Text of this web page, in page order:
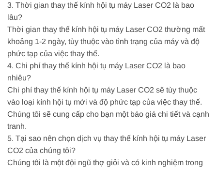
3. Thời gian thay thế kính hội tụ máy Laser CO2 là bao
lâu?
Thời gian thay thế kính hội tụ máy Laser CO2 thường mất
khoảng 1-2 ngày, tùy thuộc vào tình trạng của máy và độ
phức tạp của việc thay thế.
4. Chi phí thay thế kính hội tụ máy Laser CO2 là bao
nhiêu?
Chi phí thay thế kính hội tụ máy Laser CO2 sẽ tùy thuộc
vào loại kính hội tụ mới và độ phức tạp của việc thay thế.
Chúng tôi sẽ cung cấp cho bạn một báo giá chi tiết và cạnh
tranh.
5. Tại sao nên chọn dịch vụ thay thế kính hội tụ máy Laser
CO2 của chúng tôi?
Chúng tôi là một đội ngũ thợ giỏi và có kinh nghiệm trong